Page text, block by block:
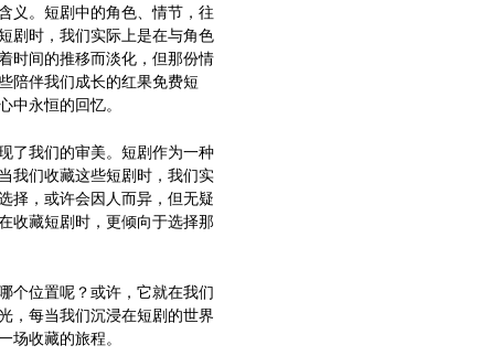
义。短剧中的角色、情节，往
剧时，我们实际上是在与角色
时间的推移而淡化，但那份情
陪伴我们成长的红果免费短
中永恒的回忆。
了我们的审美。短剧作为一种
我们收藏这些短剧时，我们实
择，或许会因人而异，但无疑
收藏短剧时，更倾向于选择那
个位置呢？或许，它就在我们
，每当我们沉浸在短剧的世界
场收藏的旅程。